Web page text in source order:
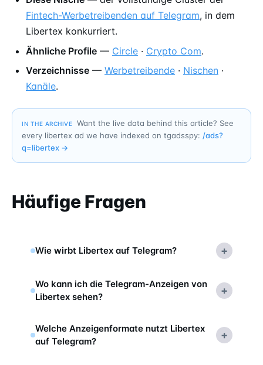
Fintech-Werbetreibenden auf Telegram, in dem
Libertex konkurriert.
Ähnliche Profile — Circle · Crypto Com.
Verzeichnisse — Werbetreibende · Nischen ·
Kanäle.
IN THE ARCHIVE
Want the live data behind this article? See
every libertex ad we have indexed on tgadsspy: /ads?
q=libertex →
Häufige Fragen
Wie wirbt Libertex auf Telegram? +
Wo kann ich die Telegram-Anzeigen von
Libertex sehen?
+
Welche Anzeigenformate nutzt Libertex
auf Telegram?
+